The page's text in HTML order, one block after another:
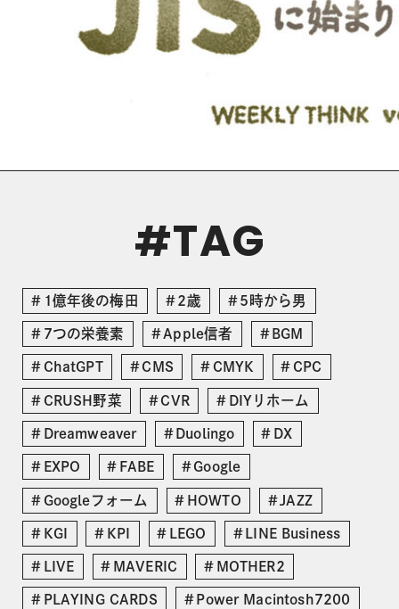
#TAG
1億年後の梅田 2歳 5時から男
7つの栄養素 Apple信者 BGM
ChatGPT CMS CMYK CPC
CRUSH野菜 CVR DIYリホーム
Dreamweaver Duolingo DX
EXPO FABE Google
Googleフォーム HOWTO JAZZ
KGI KPI LEGO LINE Business
LIVE MAVERIC MOTHER2
PLAYING CARDS Power Macintosh7200